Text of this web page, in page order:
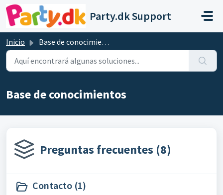
Saltar al contenido principal
Party.dk Support
Inicio Base de conocimientos
Base de conocimientos
Preguntas frecuentes (8)
Contacto (1)